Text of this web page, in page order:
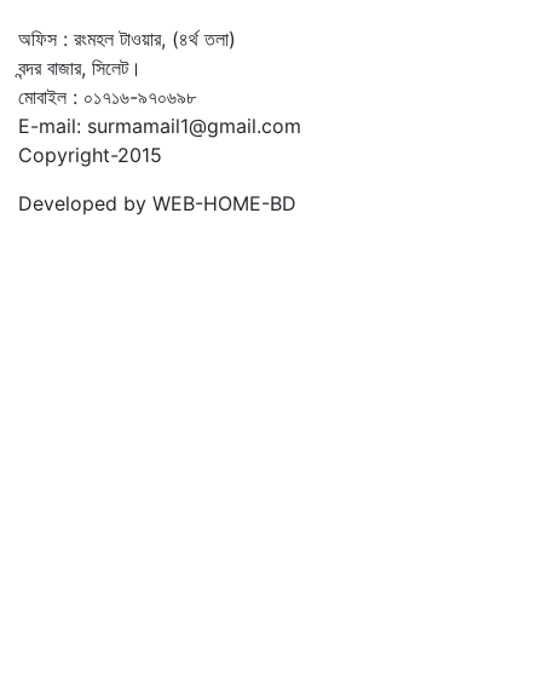
অফিস : রংমহল টাওয়ার, (৪র্থ তলা)
বন্দর বাজার, সিলেট।
মোবাইল : ০১৭১৬-৯৭০৬৯৮
E-mail: surmamail1@gmail.com
Copyright-2015
Developed by WEB-HOME-BD